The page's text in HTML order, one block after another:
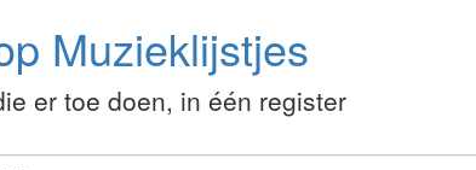
Muzieklijstjes
er toe doen, in één register